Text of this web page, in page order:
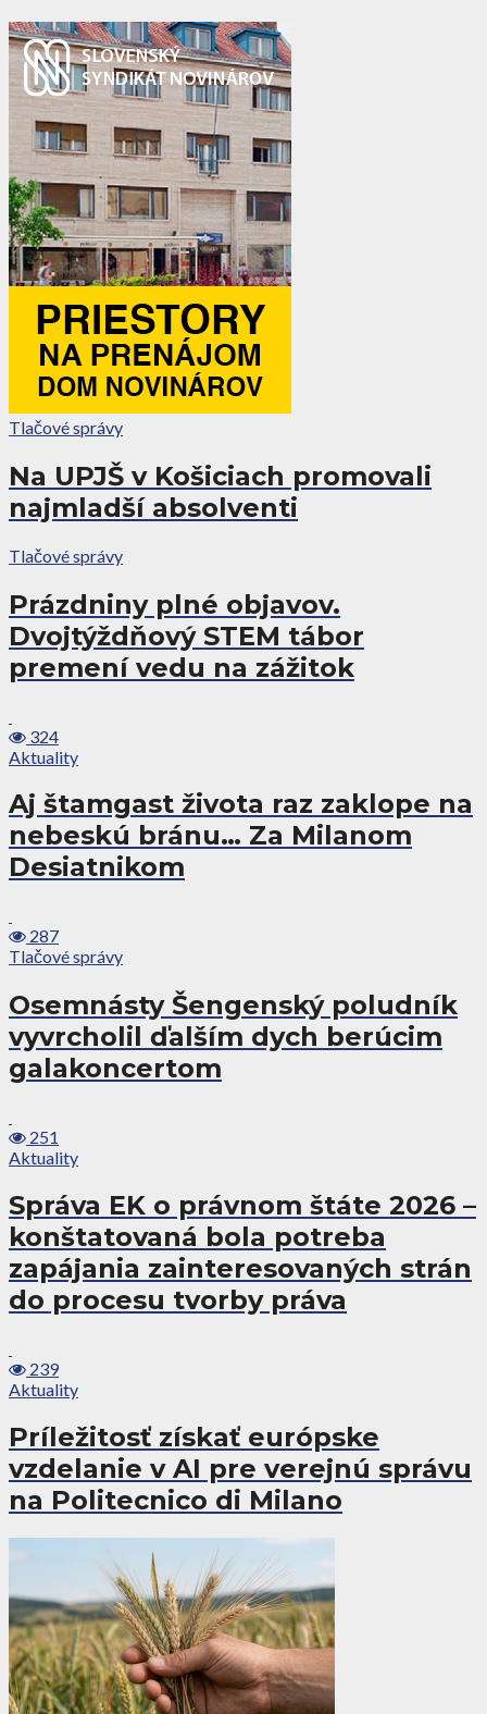
Tlačové správy
Na UPJŠ v Košiciach promovali
najmladší absolventi
Tlačové správy
Prázdniny plné objavov.
Dvojtýždňový STEM tábor
premení vedu na zážitok
324
Aktuality
Aj štamgast života raz zaklope na
nebeskú bránu… Za Milanom
Desiatnikom
287
Tlačové správy
Osemnásty Šengenský poludník
vyvrcholil ďalším dych berúcim
galakoncertom
251
Aktuality
Správa EK o právnom štáte 2026 –
konštatovaná bola potreba
zapájania zainteresovaných strán
do procesu tvorby práva
239
Aktuality
Príležitosť získať európske
vzdelanie v AI pre verejnú správu
na Politecnico di Milano